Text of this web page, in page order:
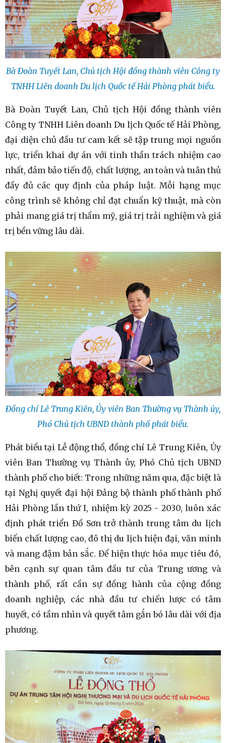
Bà Đoàn Tuyết Lan, Chủ tịch Hội đồng thành viên Công ty
TNHH Liên doanh Du lịch Quốc tế Hải Phòng phát biểu.
Bà Đoàn Tuyết Lan, Chủ tịch Hội đồng thành viên
Công ty TNHH Liên doanh Du lịch Quốc tế Hải Phòng,
đại diện chủ đầu tư cam kết sẽ tập trung mọi nguồn
lực, triển khai dự án với tinh thần trách nhiệm cao
nhất, đảm bảo tiến độ, chất lượng, an toàn và tuân thủ
đầy đủ các quy định của pháp luật. Mỗi hạng mục
công trình sẽ không chỉ đạt chuẩn kỹ thuật, mà còn
phải mang giá trị thẩm mỹ, giá trị trải nghiệm và giá
trị bền vững lâu dài.
Đồng chí Lê Trung Kiên, Ủy viên Ban Thường vụ Thành ủy,
Phó Chủ tịch UBND thành phố phát biểu.
Phát biểu tại Lễ động thổ, đồng chí Lê Trung Kiên, Ủy
viên Ban Thường vụ Thành ủy, Phó Chủ tịch UBND
thành phố cho biết: Trong những năm qua, đặc biệt là
tại Nghị quyết đại hội Đảng bộ thành phố thành phố
Hải Phòng lần thứ I, nhiệm kỳ 2025 - 2030, luôn xác
định phát triển Đồ Sơn trở thành trung tâm du lịch
biển chất lượng cao, đô thị du lịch hiện đại, văn minh
và mang đậm bản sắc. Để hiện thực hóa mục tiêu đó,
bên cạnh sự quan tâm đầu tư của Trung ương và
thành phố, rất cần sự đồng hành của cộng đồng
doanh nghiệp, các nhà đầu tư chiến lược có tâm
huyết, có tầm nhìn và quyết tâm gắn bó lâu dài với địa
phương.